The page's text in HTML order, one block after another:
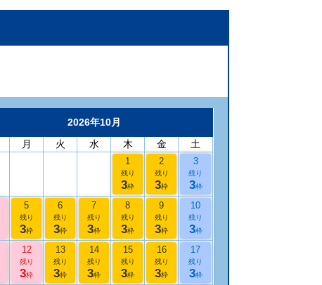
2026年10月
月 火 水 木 金 土
1
残り
3枠
2
残り
3枠
3
残り
3枠
5
残り
3枠
6
残り
3枠
7
残り
3枠
8
残り
3枠
9
残り
3枠
10
残り
3枠
12
残り
3枠
13
残り
3枠
14
残り
3枠
15
残り
3枠
16
残り
3枠
17
残り
3枠